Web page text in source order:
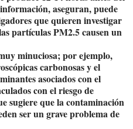
aseguran, puede
que quieren investigar
partículas PM2.5 causen un
minuciosa; por ejemplo,
carbonosas y el
asociados con el
con el riesgo de
sugiere que la contaminación
ser un grave problema de